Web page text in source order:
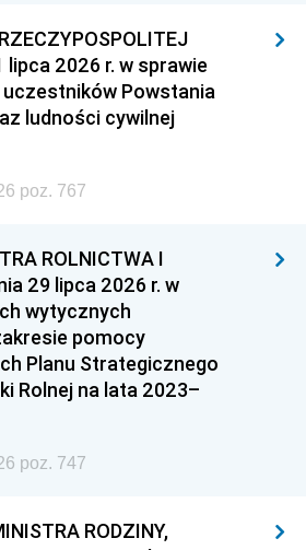
lipca 2026 r. w sprawie
Powstania
ludności cywilnej
poz. 767
ROLNICTWA I
29 lipca 2026 r. w
wytycznych
pomocy
Planu Strategicznego
Rolnej na lata 2023–
poz. 747
RODZINY,